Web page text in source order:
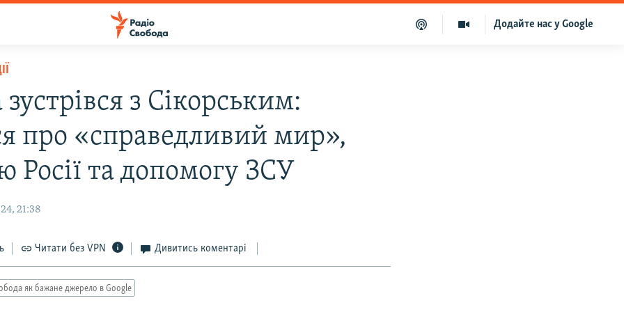
Додайте нас у Google
зустрівся з Сікорським:
про «справедливий мир»,
Росії та допомогу ЗСУ
21:38
Читати без VPN Дивитись коментарі
як бажане джерело в Google